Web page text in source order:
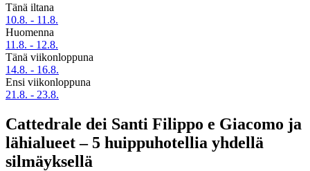
Tänä iltana
10.8. - 11.8.
Huomenna
11.8. - 12.8.
Tänä viikonloppuna
14.8. - 16.8.
Ensi viikonloppuna
21.8. - 23.8.
Cattedrale dei Santi Filippo e Giacomo ja
lähialueet – 5 huippuhotellia yhdellä
silmäyksellä